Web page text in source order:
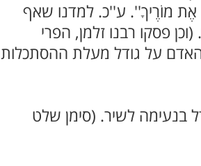
אֶת מוֹרֶיךָ''. ע''כ. למדנו שאף
פסקו רבנו זלמן, הפרי
על גודל מעלת ההסתכלות
בנעימה לשיר. (סימן שלט